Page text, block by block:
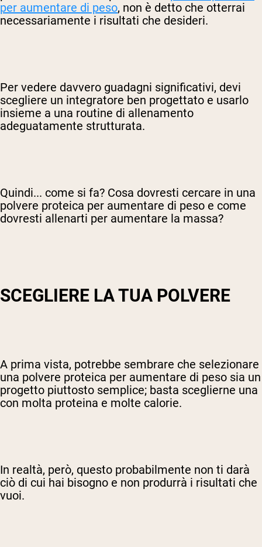
per aumentare di peso, non è detto che otterrai
necessariamente i risultati che desideri.
Per vedere davvero guadagni significativi, devi
scegliere un integratore ben progettato e usarlo
insieme a una routine di allenamento
adeguatamente strutturata.
Quindi... come si fa? Cosa dovresti cercare in una
polvere proteica per aumentare di peso e come
dovresti allenarti per aumentare la massa?
SCEGLIERE LA TUA POLVERE
A prima vista, potrebbe sembrare che selezionare
una polvere proteica per aumentare di peso sia un
progetto piuttosto semplice; basta sceglierne una
con molta proteina e molte calorie.
In realtà, però, questo probabilmente non ti darà
ciò di cui hai bisogno e non produrrà i risultati che
vuoi.